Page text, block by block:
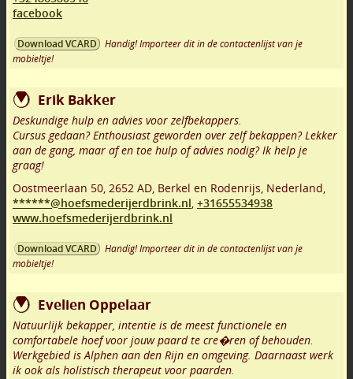
facebook
Download VCARD
Handig! Importeer dit in de contactenlijst van je
mobieltje!
Erik Bakker
Deskundige hulp en advies voor zelfbekappers.
Cursus gedaan? Enthousiast geworden over zelf bekappen? Lekker
aan de gang, maar af en toe hulp of advies nodig? Ik help je
graag!
Oostmeerlaan 50, 2652 AD, Berkel en Rodenrijs, Nederland,
******@hoefsmederijerdbrink.nl, +31655534938
www.hoefsmederijerdbrink.nl
Download VCARD
Handig! Importeer dit in de contactenlijst van je
mobieltje!
Evelien Oppelaar
Natuurlijk bekapper, intentie is de meest functionele en
comfortabele hoef voor jouw paard te cre�ren of behouden.
Werkgebied is Alphen aan den Rijn en omgeving. Daarnaast werk
ik ook als holistisch therapeut voor paarden.